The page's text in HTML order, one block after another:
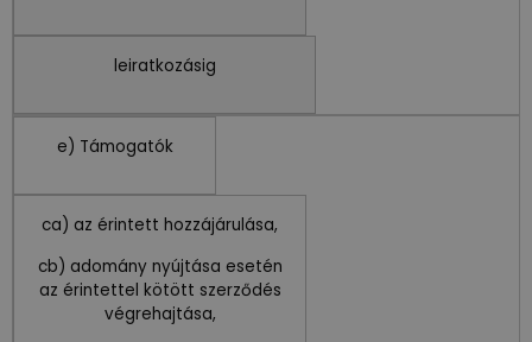
leiratkozásig
e) Támogatók
ca) az érintett hozzájárulása,
cb) adomány nyújtása esetén
az érintettel kötött szerződés
végrehajtása,